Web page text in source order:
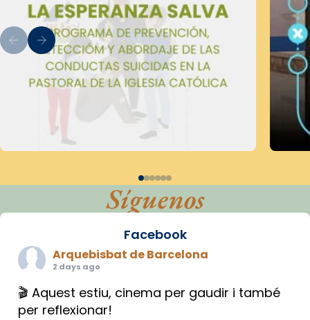
Síguenos
Facebook
Arquebisbat de Barcelona
2 days ago
🎬 Aquest estiu, cinema per gaudir i també
per reflexionar!